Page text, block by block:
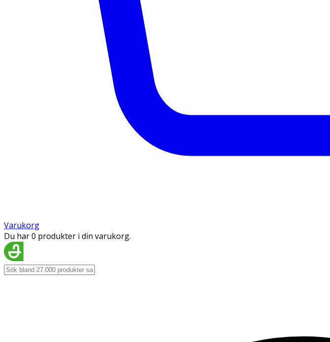
Varukorg
Du har 0 produkter i din varukorg.